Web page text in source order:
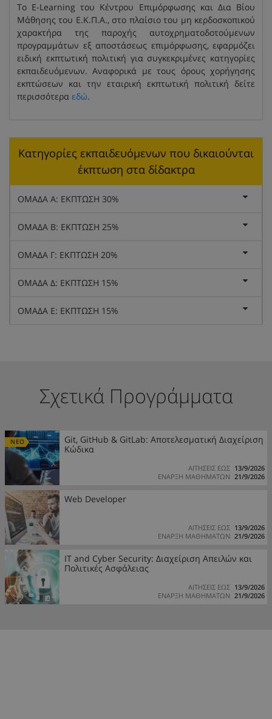
Το E-Learning του Κέντρου Επιμόρφωσης και Δια Βίου
Μάθησης του Ε.Κ.Π.Α., στο πλαίσιο του μη κερδοσκοπικού
χαρακτήρα της παροχής αυτοχρηματοδοτούμενων
προγραμμάτων εξ αποστάσεως επιμόρφωσης, εφαρμόζει
ειδική εκπτωτική πολιτική για συγκεκριμένες κατηγορίες
εκπαιδευόμενων. Αναφορικά με τους όρους χορήγησης
εκπτώσεων και την εταιρική εκπτωτική πολιτική δείτε
περισσότερα εδώ.
Κατηγορίες εκπαιδευόμενων που δικαιούνται
έκπτωση στα δίδακτρα
ΟΜΑΔΑ Α: ΕΚΠΤΩΣΗ 30%
ΟΜΑΔΑ Β: ΕΚΠΤΩΣΗ 25%
ΟΜΑΔΑ Γ: ΕΚΠΤΩΣΗ 20%
ΟΜΑΔΑ Δ: ΕΚΠΤΩΣΗ 15%
ΟΜΑΔΑ Ε: ΕΚΠΤΩΣΗ 15%
Σχετικά Προγράμματα
ΝΕΟ
Git, GitHub & GitLab: Αποτελεσματική Διαχείριση
Κώδικα
ΑΙΤΗΣΕΙΣ ΕΩΣ 13/9/2026
ΕΝΑΡΞΗ ΜΑΘΗΜΑΤΩΝ 21/9/2026
Web Developer
ΑΙΤΗΣΕΙΣ ΕΩΣ 13/9/2026
ΕΝΑΡΞΗ ΜΑΘΗΜΑΤΩΝ 21/9/2026
IT and Cyber Security: Διαχείριση Απειλών και
Πολιτικές Ασφάλειας
ΑΙΤΗΣΕΙΣ ΕΩΣ 13/9/2026
ΕΝΑΡΞΗ ΜΑΘΗΜΑΤΩΝ 21/9/2026